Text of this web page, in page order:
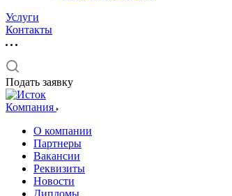
Услуги
Контакты
Подать заявку
Компания
О компании
Партнеры
Вакансии
Реквизиты
Новости
Дипломы